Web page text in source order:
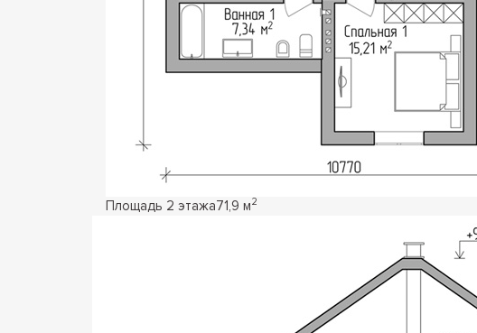
Площадь 2 этажа71,9 м2